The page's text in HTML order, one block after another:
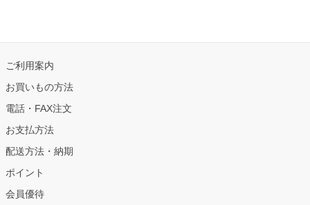
ご利用案内
お買いもの方法
電話・FAX注文
お支払方法
配送方法・納期
ポイント
会員優待